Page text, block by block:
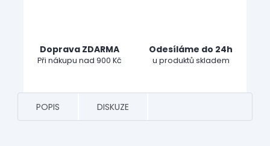
Doprava ZDARMA
Při nákupu nad 900 Kč
Odesíláme do 24h
u produktů skladem
POPIS DISKUZE